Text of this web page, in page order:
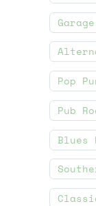
Pop
Pub
Blues